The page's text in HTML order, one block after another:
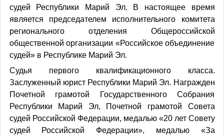
судей Республики Марий Эл. В настоящее время
является председателем исполнительного комитета
регионального отделения Общероссийской
общественной организации «Российское объединение
судей» в Республике Марий Эл.
Судья первого квалификационного класса.
Заслуженный юрист Республики Марий Эл. Награжден
Почетной грамотой Государственного Собрания
Республики Марий Эл, Почетной грамотой Совета
судей Российской Федерации, медалью «20 лет Совету
судей Российской Федерации», медалью «За